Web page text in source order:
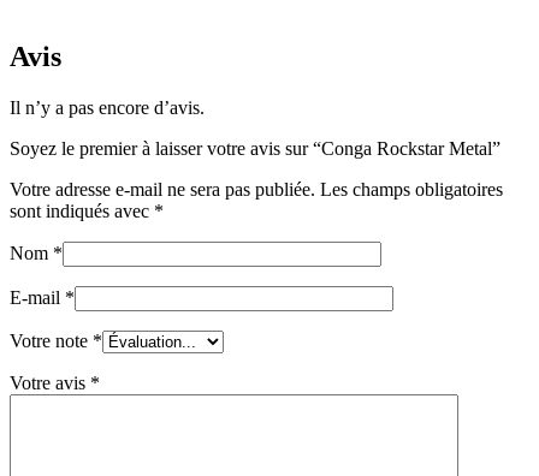
Avis
Il n’y a pas encore d’avis.
Soyez le premier à laisser votre avis sur “Conga Rockstar Metal”
Votre adresse e-mail ne sera pas publiée. Les champs obligatoires
sont indiqués avec *
Nom *
E-mail *
Votre note *
Votre avis *